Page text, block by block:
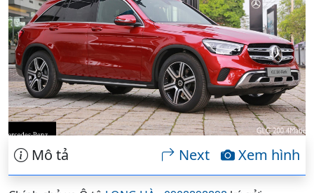
Mô tả Xem hình
Next